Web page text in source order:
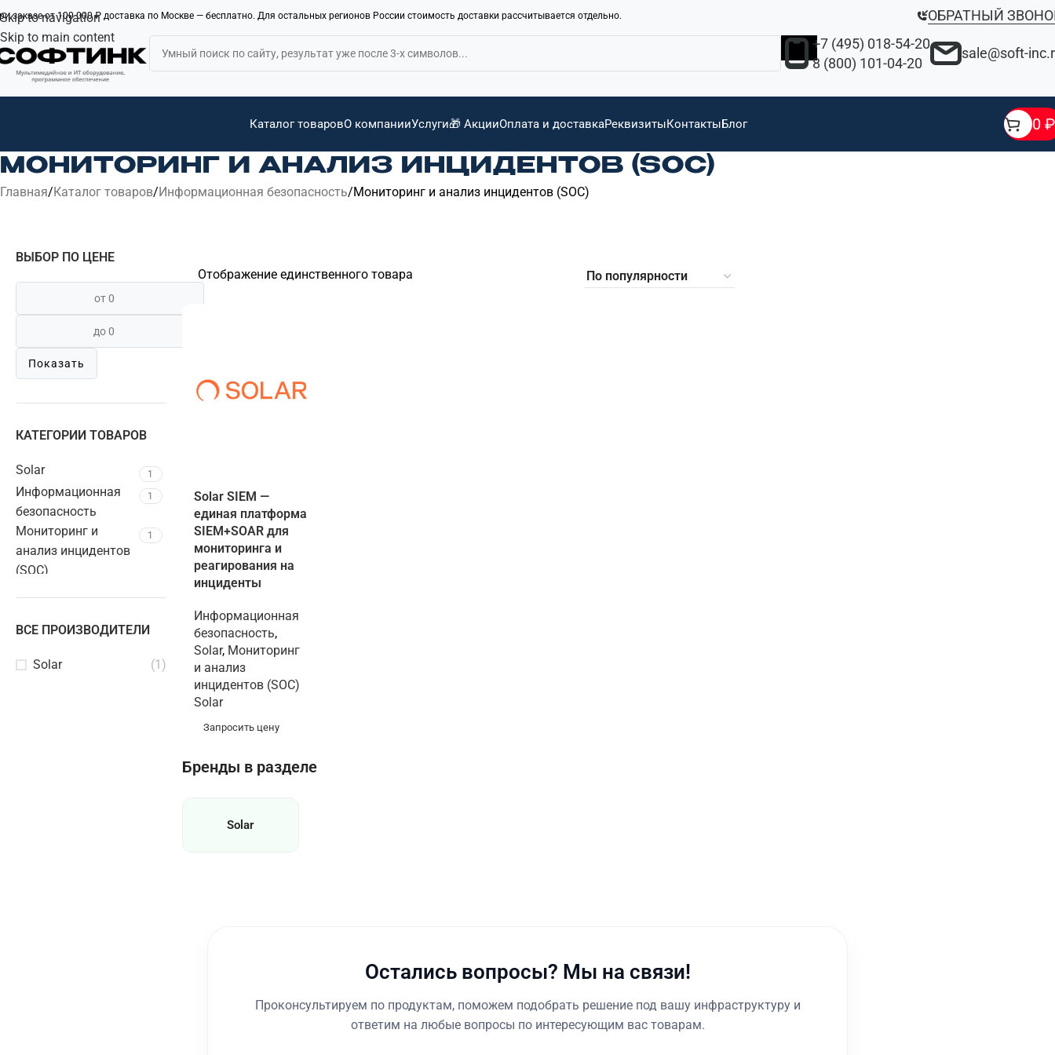
Skip to navigation
Skip to main content
заказе от 100 000 ₽ доставка по Москве — бесплатно. Для остальных регионов России стоимость доставки рассчитывается отдельно.
ОБРАТНЫЙ
+7 (495) 018-54-20
8 (800) 101-04-20
sale@soft-
Каталог товаровО компанииУслуги🎁 АкцииОплата и доставкаРеквизитыКонтактыБлог 0 ₽
МОНИТОРИНГ И АНАЛИЗ ИНЦИДЕНТОВ (SOC)
Главная Каталог товаров Информационная безопасность Мониторинг и анализ инцидентов (SOC)
ВЫБОР ПО ЦЕНЕ
Показать
КАТЕГОРИИ ТОВАРОВ
Solar 1
Информационная
безопасность
1
Мониторинг и
анализ инцидентов
(SOC)
1
ВСЕ ПРОИЗВОДИТЕЛИ
Solar (1)
Отображение единственного товара
Solar SIEM —
единая платформа
SIEM+SOAR для
мониторинга и
реагирования на
инциденты
Информационная
безопасность,
Solar, Мониторинг
и анализ
инцидентов (SOC)
Solar
Запросить цену
Бренды в разделе
Solar
Остались вопросы? Мы на связи!
Проконсультируем по продуктам, поможем подобрать решение под вашу инфраструктуру и
ответим на любые вопросы по интересующим вас товарам.